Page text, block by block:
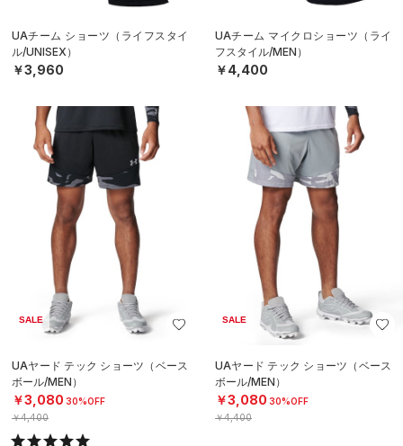
UAチーム ショーツ（ライフスタイ
ル/UNISEX）
￥3,960
UAチーム マイクロショーツ（ライ
フスタイル/MEN）
￥4,400
SALE
UAヤード テック ショーツ（ベース
ボール/MEN）
￥3,080 30%OFF
￥4,400
SALE
UAヤード テック ショーツ（ベース
ボール/MEN）
￥3,080 30%OFF
￥4,400